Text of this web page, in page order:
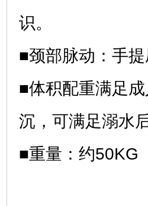
识。
■颈部脉动：手
■体积配重满足
沉，可满足溺水
■重量：约50KG